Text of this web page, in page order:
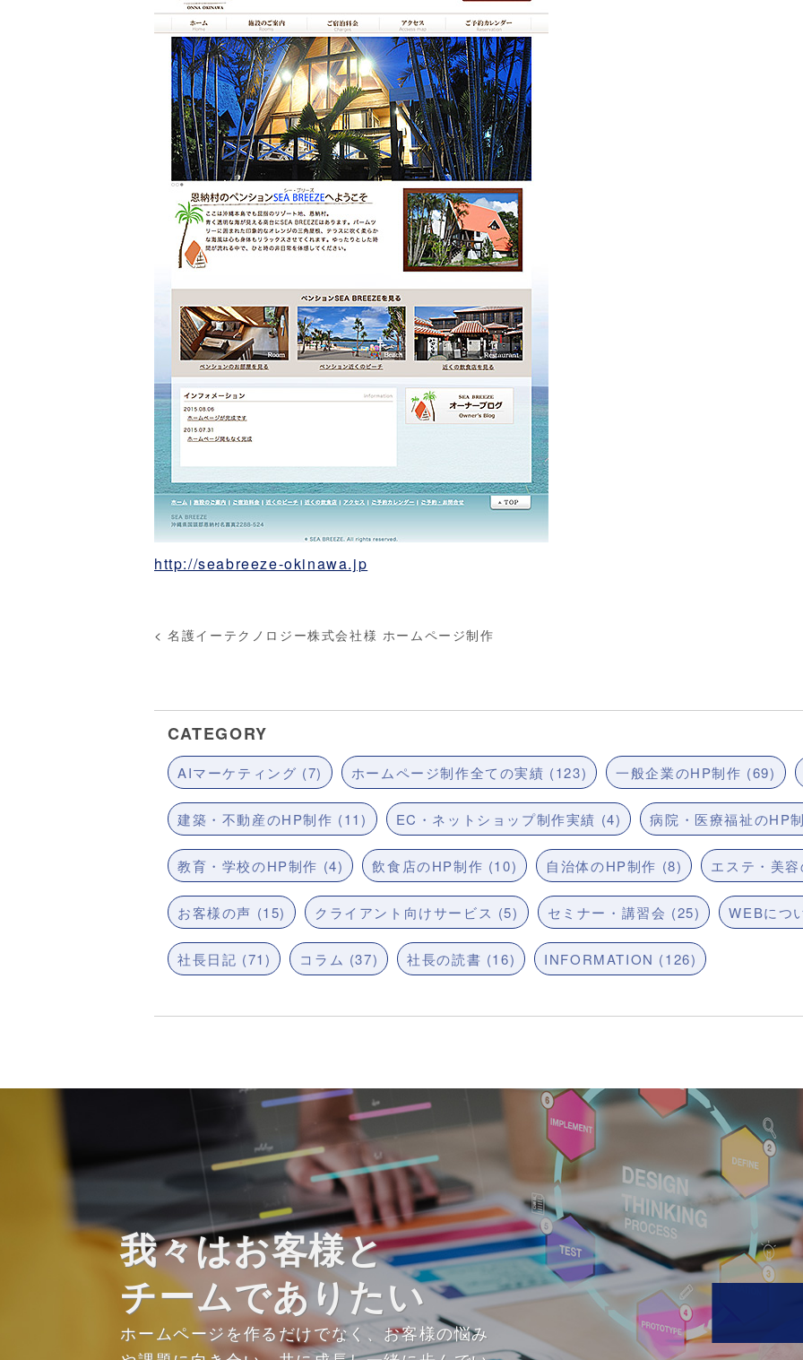
http://seabreeze-okinawa.jp
<名護イーテクノロジー株式会社様 ホームページ制作
CATEGORY
AIマーケティング (7) ホームページ制作全ての実績 (123) 一般企業のHP制作 (69)
建築・不動産のHP制作 (11) EC・ネットショップ制作実績 (4) 病院・医療福祉のHP
教育・学校のHP制作 (4) 飲食店のHP制作 (10) 自治体のHP制作 (8) エステ・美
お客様の声 (15) クライアント向けサービス (5) セミナー・講習会 (25) WEBにつ
社長日記 (71) コラム (37) 社長の読書 (16) INFORMATION (126)
我々はお客様と
チームでありたい
ホームページを作るだけでなく、お客様の悩み